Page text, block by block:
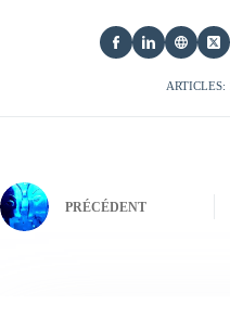
ARTICLES:
PRÉCÉDENT